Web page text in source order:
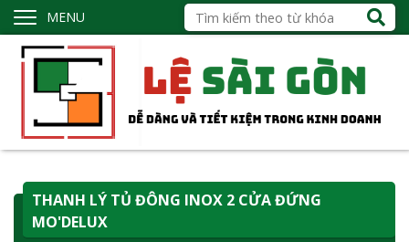
MENU
THANH LÝ TỦ ĐÔNG INOX 2 CỬA ĐỨNG
MO'DELUX